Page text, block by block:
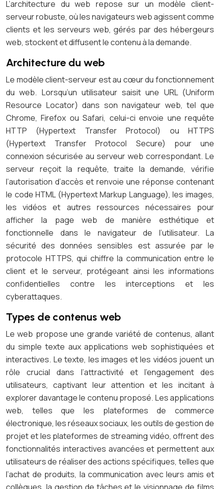
L’architecture du web repose sur un modèle client-
serveur robuste, où les navigateurs web agissent comme
clients et les serveurs web, gérés par des hébergeurs
web, stockent et diffusent le contenu à la demande.
Architecture du web
Le modèle client-serveur est au cœur du fonctionnement
du web. Lorsqu’un utilisateur saisit une URL (Uniform
Resource Locator) dans son navigateur web, tel que
Chrome, Firefox ou Safari, celui-ci envoie une requête
HTTP (Hypertext Transfer Protocol) ou HTTPS
(Hypertext Transfer Protocol Secure) pour une
connexion sécurisée au serveur web correspondant. Le
serveur reçoit la requête, traite la demande, vérifie
l’autorisation d’accès et renvoie une réponse contenant
le code HTML (Hypertext Markup Language), les images,
les vidéos et autres ressources nécessaires pour
afficher la page web de manière esthétique et
fonctionnelle dans le navigateur de l’utilisateur. La
sécurité des données sensibles est assurée par le
protocole HTTPS, qui chiffre la communication entre le
client et le serveur, protégeant ainsi les informations
confidentielles contre les interceptions et les
cyberattaques.
Types de contenus web
Le web propose une grande variété de contenus, allant
du simple texte aux applications web sophistiquées et
interactives. Le texte, les images et les vidéos jouent un
rôle crucial dans l’attractivité et l’engagement des
utilisateurs, captivant leur attention et les incitant à
explorer davantage le contenu proposé. Les applications
web, telles que les plateformes de commerce
électronique, les réseaux sociaux, les outils de gestion de
projet et les plateformes de streaming vidéo, offrent des
fonctionnalités interactives avancées et permettent aux
utilisateurs de réaliser des actions spécifiques, telles que
l’achat de produits, la communication avec leurs amis et